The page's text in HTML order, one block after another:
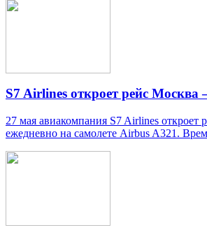
S7 Airlines откроет рейс
27 мая авиакомпания S7 Airlines
ежедневно на самолете Airbus A321.